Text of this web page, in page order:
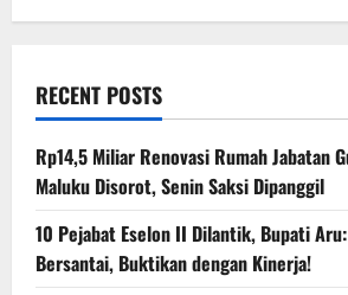
RECENT POSTS
Rp14,5 Miliar Renovasi Rumah Jabatan
Maluku Disorot, Senin Saksi Dipanggil
10 Pejabat Eselon II Dilantik, Bupati
Bersantai, Buktikan dengan Kinerja!